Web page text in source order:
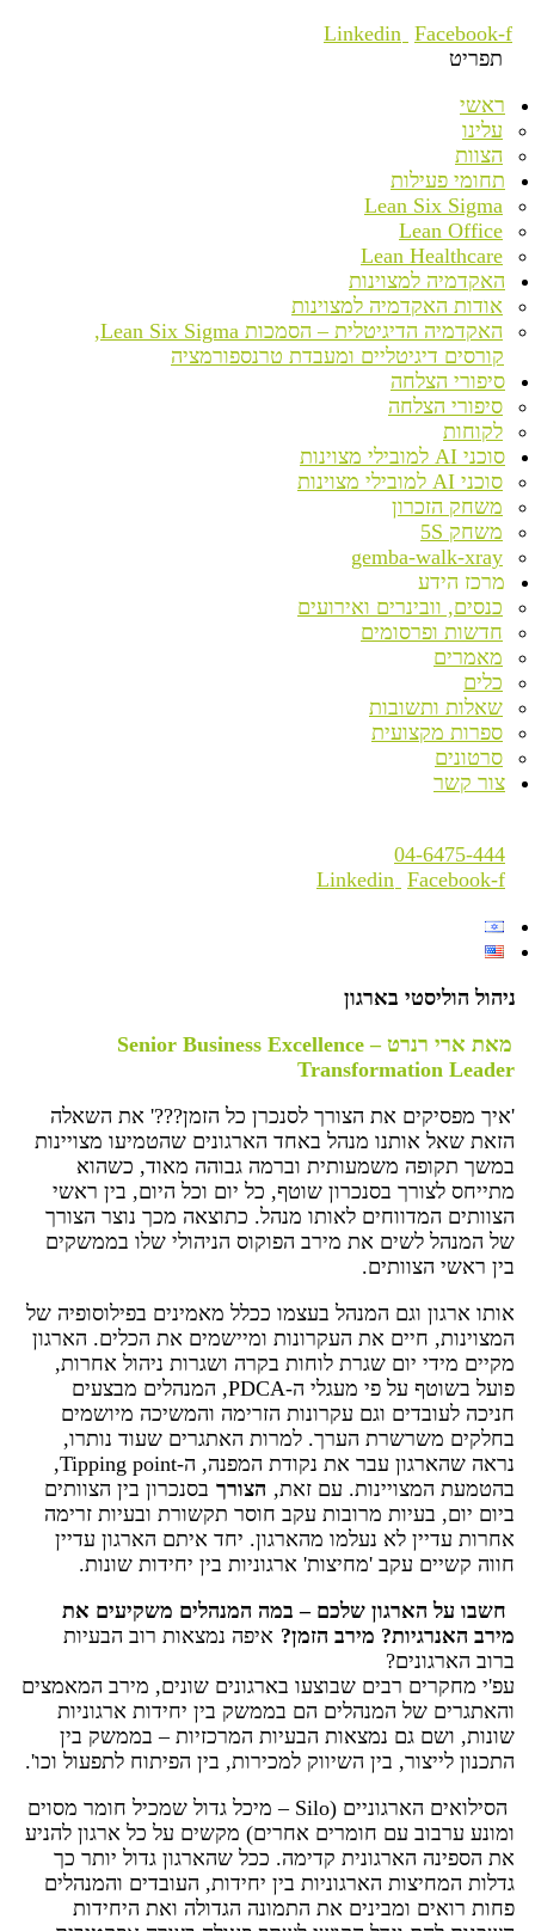
Linkedin Facebook-f
תפריט
ראשי
עלינו
הצוות
תחומי פעילות
Lean Six Sigma
Lean Office
Lean Healthcare
האקדמיה למצוינות
אודות האקדמיה למצוינות
האקדמיה הדיגיטלית – הסמכות Lean Six Sigma,
קורסים דיגיטליים ומעבדת טרנספורמציה
סיפורי הצלחה
סיפורי הצלחה
לקוחות
סוכני AI למובילי מצוינות
סוכני AI למובילי מצוינות
משחק הזכרון
משחק 5S
gemba-walk-xray
מרכז הידע
כנסים, וובינרים ואירועים
חדשות ופרסומים
מאמרים
כלים
שאלות ותשובות
ספרות מקצועית
סרטונים
צור קשר
04-6475-444
Linkedin Facebook-f
ניהול הוליסטי בארגון
מאת ארי רנרט – Senior Business Excellence
Transformation Leader
'איך מפסיקים את הצורך לסנכרן כל הזמן???' את השאלה
הזאת שאל אותנו מנהל באחד הארגונים שהטמיעו מצויינות
במשך תקופה משמעותית וברמה גבוהה מאוד, כשהוא
מתייחס לצורך בסנכרון שוטף, כל יום וכל היום, בין ראשי
הצוותים המדווחים לאותו מנהל. כתוצאה מכך נוצר הצורך
של המנהל לשים את מירב הפוקוס הניהולי שלו בממשקים
בין ראשי הצוותים.
אותו ארגון וגם המנהל בעצמו ככלל מאמינים בפילוסופיה של
המצוינות, חיים את העקרונות ומיישמים את הכלים. הארגון
מקיים מידי יום שגרת לוחות בקרה ושגרות ניהול אחרות,
פועל בשוטף על פי מעגלי ה-PDCA, המנהלים מבצעים
חניכה לעובדים וגם עקרונות הזרימה והמשיכה מיושמים
בחלקים משרשרת הערך. למרות האתגרים שעוד נותרו,
נראה שהארגון עבר את נקודת המפנה, ה-Tipping point,
בהטמעת המצויינות. עם זאת, הצורך בסנכרון בין הצוותים
ביום יום, בעיות מרובות עקב חוסר תקשורת ובעיות זרימה
אחרות עדיין לא נעלמו מהארגון. יחד איתם הארגון עדיין
חווה קשיים עקב 'מחיצות' ארגוניות בין יחידות שונות.
חשבו על הארגון שלכם – במה המנהלים משקיעים את
מירב האנרגיות? מירב הזמן? איפה נמצאות רוב הבעיות
ברוב הארגונים?
עפ'י מחקרים רבים שבוצעו בארגונים שונים, מירב המאמצים
והאתגרים של המנהלים הם בממשק בין יחידות ארגוניות
שונות, ושם גם נמצאות הבעיות המרכזיות – בממשק בין
התכנון לייצור, בין השיווק למכירות, בין הפיתוח לתפעול וכו'.
הסילואים הארגוניים (Silo – מיכל גדול שמכיל חומר מסוים
ומונע ערבוב עם חומרים אחרים) מקשים על כל ארגון להניע
את הספינה הארגונית קדימה. ככל שהארגון גדול יותר כך
גדלות המחיצות הארגוניות בין יחידות, העובדים והמנהלים
פחות רואים ומבינים את התמונה הגדולה ואת היחידות